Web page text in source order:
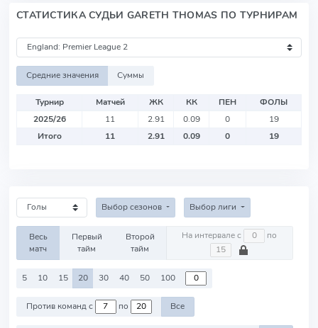
СТАТИСТИКА СУДЬИ GARETH THOMAS ПО ТУРНИРАМ
Средние значения Суммы
Турнир Матчей ЖК КК ПЕН
ФОЛЫ
2025/26
11 2.91 0.09 0
19
Итого
11 2.91 0.09 0 19
Выбор сезонов Выбор лиги
Весь
матч
Первый
тайм
Второй
тайм
На интервале с по
5 10 15 20 30 40 50 100
Против команд с по Все